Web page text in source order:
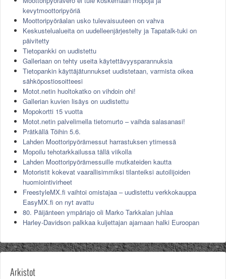
kevytmoottoripyöriä
Moottoripyöräalan usko tulevaisuuteen on vahva
Keskustelualueita on uudelleenjärjestelty ja Tapatalk-tuki on
päivitetty
Tietopankki on uudistettu
Galleriaan on tehty useita käytettävyysparannuksia
Tietopankin käyttäjätunnukset uudistetaan, varmista oikea
sähköpostiosoitteesi
Motot.netin huoltokatko on vihdoin ohi!
Gallerian kuvien lisäys on uudistettu
Mopokortti 15 vuotta
Motot.netin palvelimella tietomurto – vaihda salasanasi!
Prätkällä Töihin 5.6.
Lahden Moottoripyörämessut harrastuksen ytimessä
Mopoilu tehotarkkailussa tällä viikolla
Lahden Moottoripyörämessuille mutkateiden kautta
Motoristit kokevat vaarallisimmiksi tilanteiksi autoilijoiden
huomiointivirheet
FreestyleMX.fi vaihtoi omistajaa – uudistettu verkkokauppa
EasyMX.fi on nyt avattu
80. Päijänteen ympäriajo oli Marko Tarkkalan juhlaa
Harley-Davidson palkkaa kuljettajan ajamaan halki Euroopan
Arkistot